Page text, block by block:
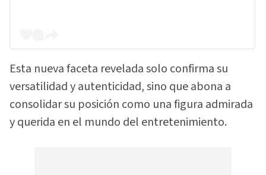
Esta nueva faceta revelada solo confirma su
versatilidad y autenticidad, sino que abona a
consolidar su posición como una figura admirada
y querida en el mundo del entretenimiento.